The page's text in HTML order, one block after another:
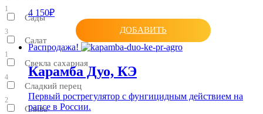
1
Сады
3
Салат
1
Свекла сахарная
4
Сладкий перец
2
Слива
4 150₽
ДОБАВИТЬ
Распродажа!
Карамба Дуо, КЭ
Первый рострегулятор с фунгицидным действием на
рапсе в России.